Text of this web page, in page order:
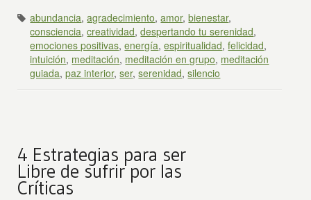
abundancia,agradecimiento,amor,bienestar,
consciencia,creatividad,despertando tu serenidad,
emociones positivas,energía,espiritualidad,felicidad,
intuición, meditación, meditación en grupo, meditación
guiada,paz interior,ser,serenidad,silencio
4 Estrategias para ser
Libre de sufrir por las
Críticas